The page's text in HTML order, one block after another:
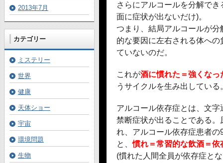
さらにアルコールを分解で
面に症状が出ないだけ)。
つまり、結局アルコールが
的な要因に左右される体へ
ていないのだ。
これが酒に慣れた＝強くな
うサイクルを生み出している
アルコール依存症とは、文
禁断症状が出ることである
れ、アルコール依存症患者
と、慣れ＝常習的な飲酒＝依
(慣れた人間全員が依存症と
2013年7月
カテゴリー
ミステリー
世界
健康
天体ショー
宇宙
環境問題
生物